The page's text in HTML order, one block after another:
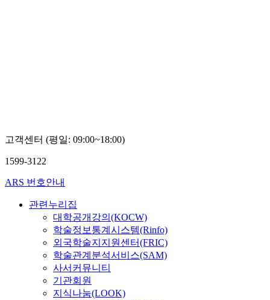
고객센터 (평일: 09:00~18:00)
1599-3122
ARS 번호안내
관련누리집
대학공개강의(KOCW)
학술정보통계시스템(Rinfo)
외국학술지지원센터(FRIC)
학술관계분석서비스(SAM)
사서커뮤니티
기관회원
지식나눔(LOOK)